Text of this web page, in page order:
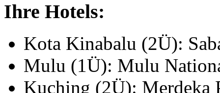
Ihre Hotels:
Kota Kinabalu (2Ü):
Mulu (1Ü): Mulu
Kuching (2Ü):